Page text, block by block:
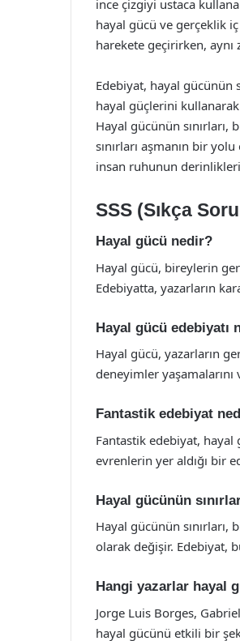
ince çizgiyi ustaca
hayal gücü ve gerçeklik
harekete geçirirken,
Edebiyat, hayal gücünün
hayal güçlerini
Hayal gücünün
sınırları aşmanın bir
insan ruhunun
SSS (Sıkça
Hayal gücü nedir?
Hayal gücü, bireylerin
Edebiyatta, yazarların
Hayal gücü edebiyatı
Hayal gücü, yazarların
deneyimler yaşamalarını
Fantastik edebiyat
Fantastik edebiyat, hayal
evrenlerin yer aldığı bir
Hayal gücünün
Hayal gücünün
olarak değişir. Edebiyat,
Hangi yazarlar hayal
Jorge Luis Borges,
hayal gücünü etkili bir